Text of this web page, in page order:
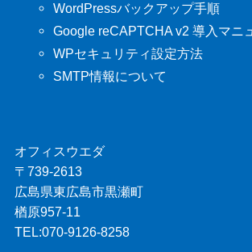
WordPressバックアップ手順
Google reCAPTCHA v2 導入マニ
WPセキュリティ設定方法
SMTP情報について
オフィスウエダ
〒739-2613
広島県東広島市黒瀬町
楢原957-11
TEL:070-9126-8258